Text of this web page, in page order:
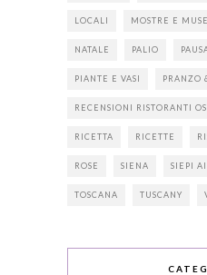
LOCALI MOSTRE E
NATALE PALIO
PIANTE E VASI PRANZO
RECENSIONI RISTORANTI
RICETTA RICETTE
ROSE SIENA SIEPI
TOSCANA TUSCANY